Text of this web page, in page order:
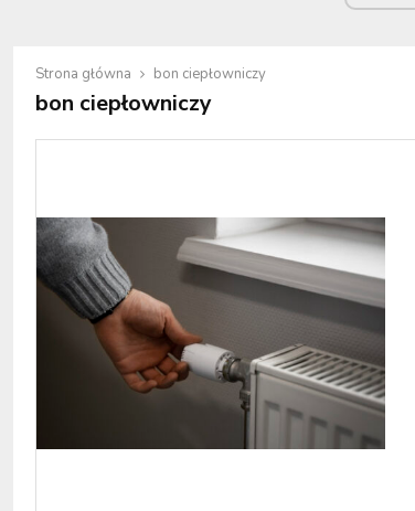
Strona główna bon ciepłowniczy
bon ciepłowniczy